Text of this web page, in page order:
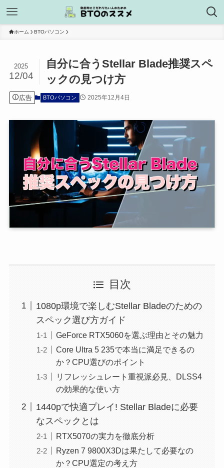
ホーム BTOパソコン
自分に合うStellar Blade推奨スペ
ックの見つけ方
2025
12/04
広告 BTOパソコン 2025年12月4日
目次
1080p環境で楽しむStellar Bladeのための
スペック選び方ガイド
GeForce RTX5060を選ぶ理由とその魅力
Core Ultra 5 235で本当に満足できるの
か？CPU選びのポイント
リフレッシュレート重視派必見、DLSS4
の効果的な使い方
1440pで快適プレイ! Stellar Bladeに必要
なスペックとは
RTX5070の実力を徹底分析
Ryzen 7 9800X3Dは果たして必要なの
か？CPU選定の考え方